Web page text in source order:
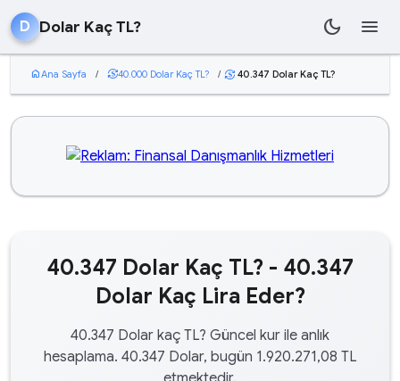
D Dolar Kaç TL? dark_mode menu
homeAna Sayfa / currency_exchange40.000 Dolar Kaç TL? / currency_exchange 40.347 Dolar Kaç TL?
40.347 Dolar Kaç TL? - 40.347
Dolar Kaç Lira Eder?
40.347 Dolar kaç TL? Güncel kur ile anlık
hesaplama. 40.347 Dolar, bugün 1.920.271,08 TL